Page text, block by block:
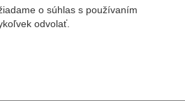
o súhlas s používaním
odvolať.